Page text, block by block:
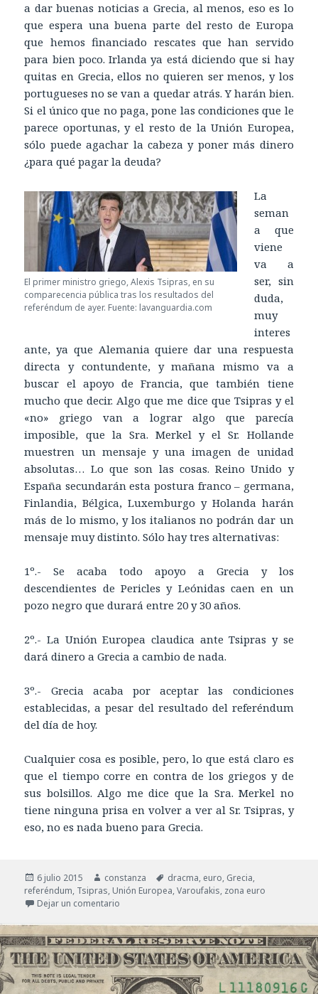
a dar buenas noticias a Grecia, al menos, eso es lo
que espera una buena parte del resto de Europa
que hemos financiado rescates que han servido
para bien poco. Irlanda ya está diciendo que si hay
quitas en Grecia, ellos no quieren ser menos, y los
portugueses no se van a quedar atrás. Y harán bien.
Si el único que no paga, pone las condiciones que le
parece oportunas, y el resto de la Unión Europea,
sólo puede agachar la cabeza y poner más dinero
¿para qué pagar la deuda?
El primer ministro griego, Alexis Tsipras, en su
comparecencia pública tras los resultados del
referéndum de ayer. Fuente: lavanguardia.com
La
seman
a que
viene
va a
ser, sin
duda,
muy
interes
ante, ya que Alemania quiere dar una respuesta
directa y contundente, y mañana mismo va a
buscar el apoyo de Francia, que también tiene
mucho que decir. Algo que me dice que Tsipras y el
«no» griego van a lograr algo que parecía
imposible, que la Sra. Merkel y el Sr. Hollande
muestren un mensaje y una imagen de unidad
absolutas… Lo que son las cosas. Reino Unido y
España secundarán esta postura franco – germana,
Finlandia, Bélgica, Luxemburgo y Holanda harán
más de lo mismo, y los italianos no podrán dar un
mensaje muy distinto. Sólo hay tres alternativas:
1º.- Se acaba todo apoyo a Grecia y los
descendientes de Pericles y Leónidas caen en un
pozo negro que durará entre 20 y 30 años.
2º.- La Unión Europea claudica ante Tsipras y se
dará dinero a Grecia a cambio de nada.
3º.- Grecia acaba por aceptar las condiciones
establecidas, a pesar del resultado del referéndum
del día de hoy.
Cualquier cosa es posible, pero, lo que está claro es
que el tiempo corre en contra de los griegos y de
sus bolsillos. Algo me dice que la Sra. Merkel no
tiene ninguna prisa en volver a ver al Sr. Tsipras, y
eso, no es nada bueno para Grecia.
Publicado
el
6 julio 2015 Autor
constanza Etiquetas
dracma, euro, Grecia,
referéndum, Tsipras, Unión Europea,Varoufakis, zona euro
Dejar un comentario